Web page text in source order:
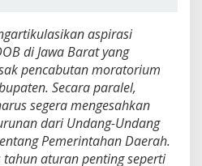
aspirasi
di Jawa Barat yang
pencabutan moratorium
Secara paralel,
segera mengesahkan
dari Undang-Undang
Pemerintahan Daerah.
tahun aturan penting seperti